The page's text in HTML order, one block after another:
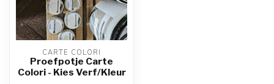
CARTE COLORI
Proefpotje Carte
Colori - Kies Verf/Kleur